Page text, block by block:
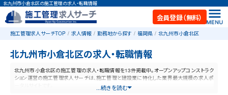
北九州市小倉北区の施工管理の求人・転職情報
会員登録（無料）
施工管理求人サーチTOP 求人情報 勤務地から探す 福岡県 北九州市小倉北区
北九州市小倉北区の求人・転職情報
北九州市小倉北区の施工管理の求人・転職情報を13件掲載中。オープンアップコンストラク
ション運営の施工管理求人サーチは、施工管理と建設業に特化した業界最大規模の求人ポ
...続きを読む